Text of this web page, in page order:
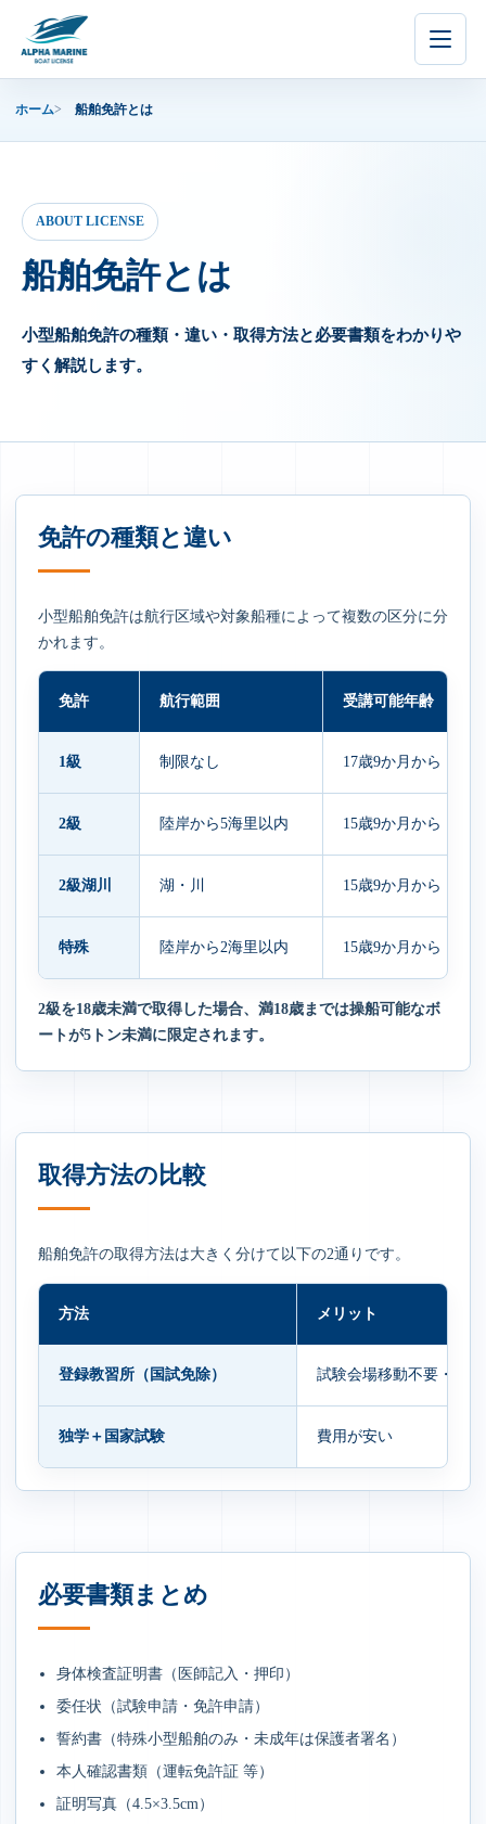
ッ
ホーム 船舶免許とは
ABOUT LICENSE
船舶免許とは
小型船舶免許の種類・違い・取得方法と必要書類をわかりや
すく解説します。
免許の種類と違い
小型船舶免許は航行区域や対象船種によって複数の区分に分
かれます。
免許 航行範囲 受講可能年齢
1級 制限なし 17歳9か月から
2級 陸岸から5海里以内 15歳9か月から
2級湖川 湖・川 15歳9か月から
特殊 陸岸から2海里以内 15歳9か月から
2級を18歳未満で取得した場合、満18歳までは操船可能なボ
ートが5トン未満に限定されます。
取得方法の比較
船舶免許の取得方法は大きく分けて以下の2通りです。
方法 メリット
登録教習所（国試免除） 試験会場移動不要・合
独学＋国家試験 費用が安い
必要書類まとめ
身体検査証明書（医師記入・押印）
委任状（試験申請・免許申請）
誓約書（特殊小型船舶のみ・未成年は保護者署名）
本人確認書類（運転免許証 等）
証明写真（4.5×3.5cm）